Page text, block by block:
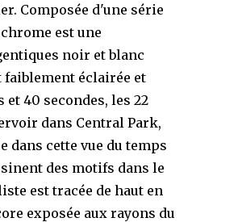
Composée d'une série
est une
noir et blanc
éclairée et
40 secondes, les 22
dans Central Park,
dans cette vue du temps
des motifs dans le
est tracée de haut en
exposée aux rayons du